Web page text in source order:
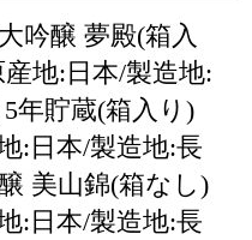
吟醸 夢殿(箱入
地:日本/製造地:
年貯蔵(箱入り)
本/製造地:長
美山錦(箱なし)
本/製造地:長